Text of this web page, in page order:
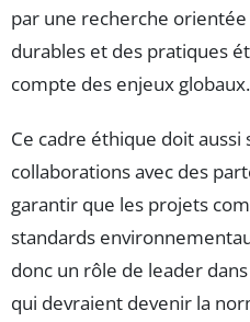
par une recherche
durables et des pratiques
compte des enjeux globaux.
Ce cadre éthique doit aussi
collaborations avec des
garantir que les projets
standards
donc un rôle de leader
qui devraient devenir la